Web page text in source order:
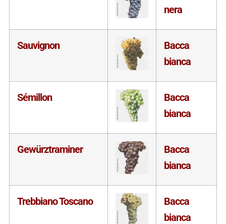
nera
Sauvignon
Bacca
bianca
Sémillon
Bacca
bianca
Gewürztraminer
Bacca
bianca
Trebbiano Toscano
Bacca
bianca